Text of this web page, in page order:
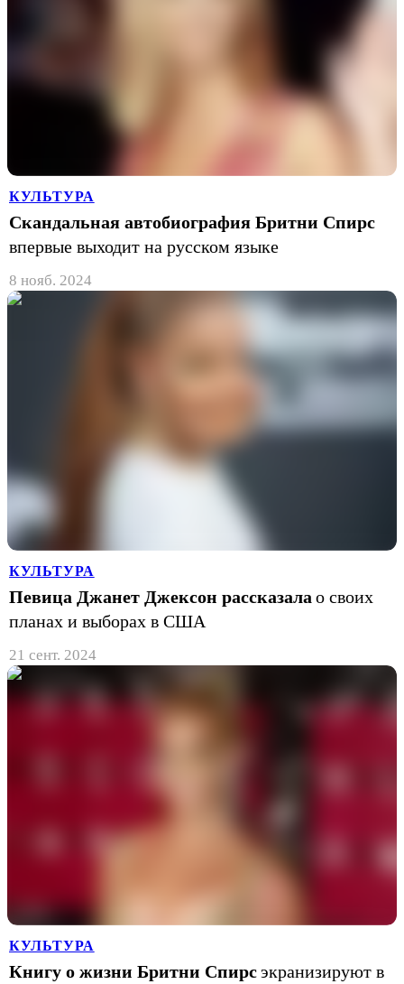
КУЛЬТУРА
Скандальная автобиография Бритни Спирс
впервые выходит на русском языке
8 нояб. 2024
КУЛЬТУРА
Певица Джанет Джексон рассказала о своих
планах и выборах в США
21 сент. 2024
КУЛЬТУРА
Книгу о жизни Бритни Спирс экранизируют в